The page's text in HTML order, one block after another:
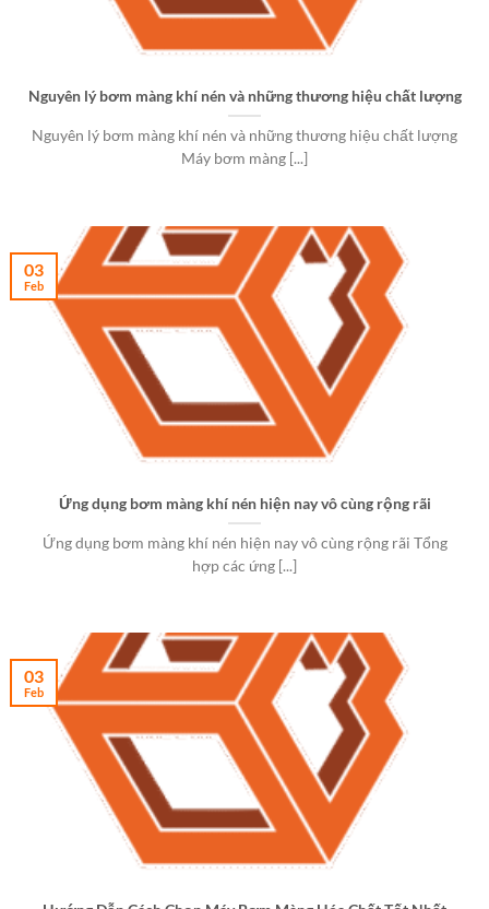
Nguyên lý bơm màng khí nén và những thương hiệu chất lượng
Nguyên lý bơm màng khí nén và những thương hiệu chất lượng
Máy bơm màng [...]
Ứng dụng bơm màng khí nén hiện nay vô cùng rộng rãi
Ứng dụng bơm màng khí nén hiện nay vô cùng rộng rãi Tổng
hợp các ứng [...]
03
Feb
03
Feb